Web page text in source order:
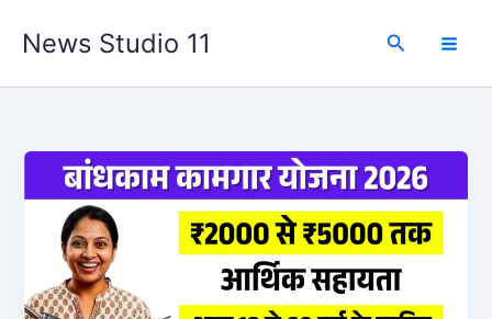
News Studio 11 Search